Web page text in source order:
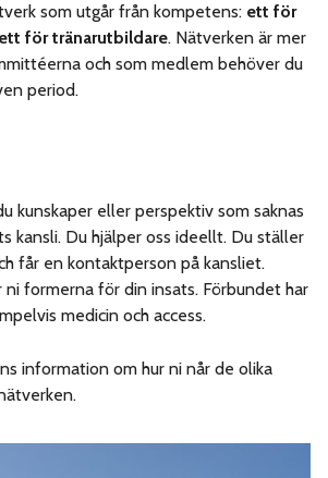
som utgår från kompetens: ett för
för tränarutbildare. Nätverken är mer
och som medlem behöver du
period.
kunskaper eller perspektiv som saknas
kansli. Du hjälper oss ideellt. Du ställer
får en kontaktperson på kansliet.
ni formerna för din insats. Förbundet har
medicin och access.
information om hur ni når de olika